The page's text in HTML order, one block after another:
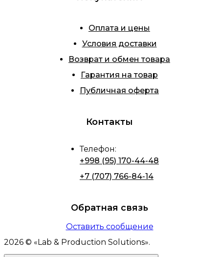
Оплата и цены
Условия доставки
Возврат и обмен товара
Гарантия на товар
Публичная оферта
Контакты
Телефон:
+998 (95) 170-44-48
+7 (707) 766-84-14
Обратная связь
Оставить сообщение
2026 © « Lab & Production Solutions».